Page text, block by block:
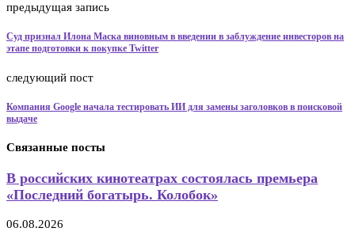
предыдущая запись
Суд признал Илона Маска виновным в введении в заблуждение инвесторов на
этапе подготовки к покупке Twitter
следующий пост
Компания Google начала тестировать ИИ для замены заголовков в поисковой
выдаче
Связанные посты
В российских кинотеатрах состоялась премьера
«Последний богатырь. Колобок»
06.08.2026